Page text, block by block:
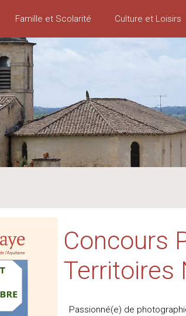
Famille et Scolarité Culture et Loisirs
Concours
Territoires
Passionné(e) de